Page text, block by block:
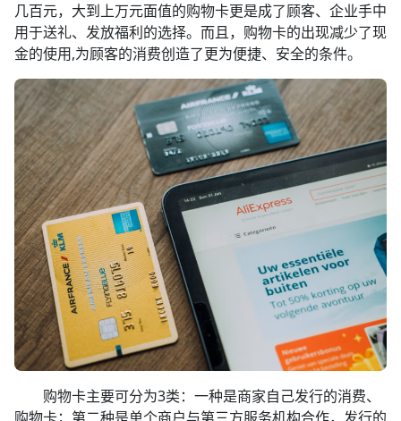
几百元，大到上万元面值的购物卡更是成了顾客、企业手中
用于送礼、发放福利的选择。而且，购物卡的出现减少了现
金的使用,为顾客的消费创造了更为便捷、安全的条件。
购物卡主要可分为3类：一种是商家自己发行的消费、